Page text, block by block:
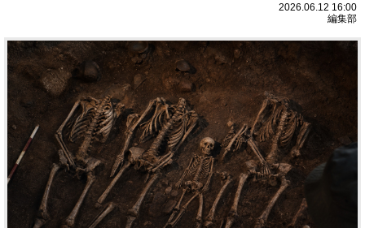
2026.06.12 16:00
編集部